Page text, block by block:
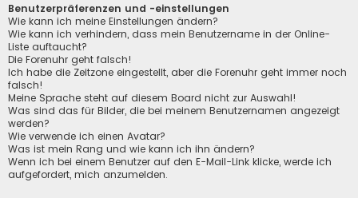
Benutzerpräferenzen und -einstellungen
Wie kann ich meine Einstellungen ändern?
Wie kann ich verhindern, dass mein Benutzername in der Online-
Liste auftaucht?
Die Forenuhr geht falsch!
Ich habe die Zeitzone eingestellt, aber die Forenuhr geht immer noch
falsch!
Meine Sprache steht auf diesem Board nicht zur Auswahl!
Was sind das für Bilder, die bei meinem Benutzernamen angezeigt
werden?
Wie verwende ich einen Avatar?
Was ist mein Rang und wie kann ich ihn ändern?
Wenn ich bei einem Benutzer auf den E-Mail-Link klicke, werde ich
aufgefordert, mich anzumelden.